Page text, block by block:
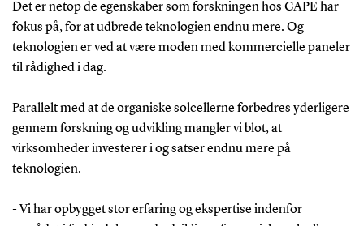
film Energy Devices.
Du finder centrets
hjemmeside her. Du kan læse mere om Morten
Madsen, og hvad der driver ham som forsker
Det er netop de egenskaber som forskningen hos CAPE har
fokus på, for at udbrede teknologien endnu mere. Og
teknologien er ved at være moden med kommercielle paneler
til rådighed i dag.
Parallelt med at de organiske solcellerne forbedres yderligere
gennem forskning og udvikling mangler vi blot, at
virksomheder investerer i og satser endnu mere på
teknologien.
- Vi har opbygget stor erfaring og ekspertise indenfor